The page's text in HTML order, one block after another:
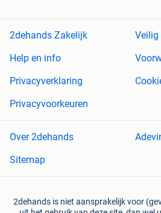
2dehands Zakelijk
Veilig
Help en info
Privacyverklaring
Privacyvoorkeuren
Over 2dehands
Sitemap
2dehands is niet aansprakelijk voor